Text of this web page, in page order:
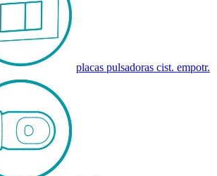
placas pulsadoras cist. empotr.